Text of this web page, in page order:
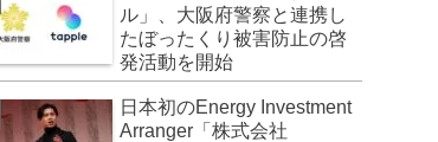
ル」、大阪府警察と連携し
たぼったくり被害防止の啓
発活動を開始
日本初のEnergy Investment
Arranger「株式会社